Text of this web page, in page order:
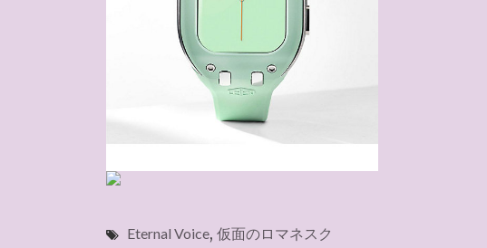
Eternal Voice, 仮面のロマネスク